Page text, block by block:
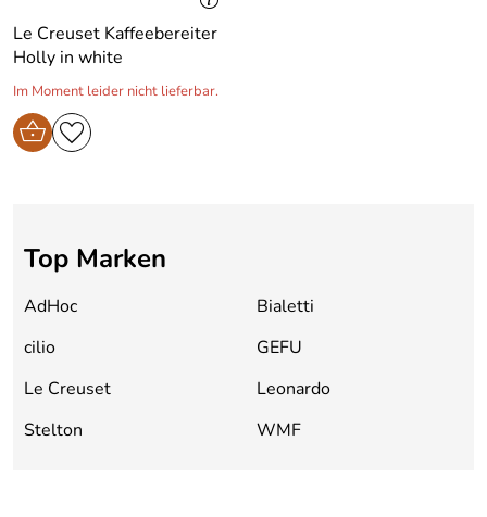
Le Creuset Kaffeebereiter
Holly in white
Im Moment leider nicht lieferbar.
Top Marken
AdHoc
Bialetti
cilio
GEFU
Le Creuset
Leonardo
Stelton
WMF